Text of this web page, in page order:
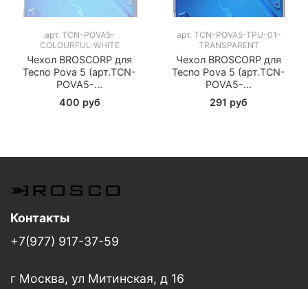
арт. TCN-POVA5-
COLOURFUL-WHITE
Чехол BROSCORP для
Tecno Pova 5 (арт.TCN-
POVA5-...
400 руб
арт. TCN-POVA5-TPU-01-
TRANSPARENT
Чехол BROSCORP для
Tecno Pova 5 (арт.TCN-
POVA5-...
291 руб
Контакты
+7(977) 917-37-59
г Москва, ул Митинская, д 16